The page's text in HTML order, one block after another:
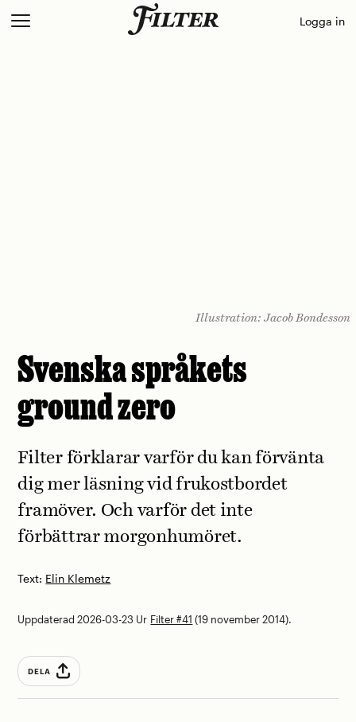
Skip
Logga in
Illustration: Jacob Bondesson
Svenska språkets
ground zero
Text: Elin Klemetz
Filter förklarar varför du kan förvänta
dig mer läsning vid ­frukostbordet
framöver. Och varför det inte
förbättrar ­morgonhumöret.
Uppdaterad 2026-03-23 Ur Filter #41 (19 november 2014).
DELA